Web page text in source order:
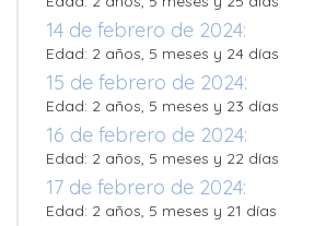
14 de febrero de 2024:
Edad: 2 años, 5 meses y 24 días
15 de febrero de 2024:
Edad: 2 años, 5 meses y 23 días
16 de febrero de 2024:
Edad: 2 años, 5 meses y 22 días
17 de febrero de 2024:
Edad: 2 años, 5 meses y 21 días